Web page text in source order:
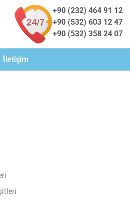
+90 (232) 464 91 12
+90 (532) 603 12 47
+90 (532) 358 24 07
İletişim